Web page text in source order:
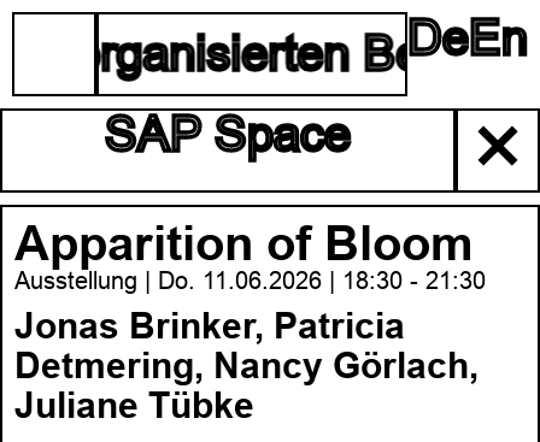
DeEn
SAP Space
✕
Apparition of Bloom
Ausstellung | Do. 11.06.2026 | 18:30 - 21:30
Jonas Brinker, Patricia
Detmering, Nancy Görlach,
Juliane Tübke